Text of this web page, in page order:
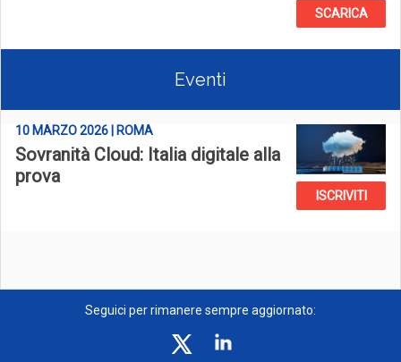
SCARICA
Eventi
10 MARZO 2026 | ROMA
Sovranità Cloud: Italia digitale alla
prova
ISCRIVITI
Seguici per rimanere sempre aggiornato: